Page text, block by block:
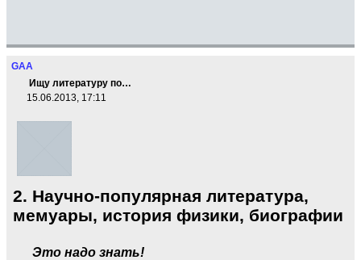
GAA
Ищу литературу по…
15.06.2013, 17:11
2. Научно-популярная литература,
мемуары, история физики, биографии
Это надо знать!